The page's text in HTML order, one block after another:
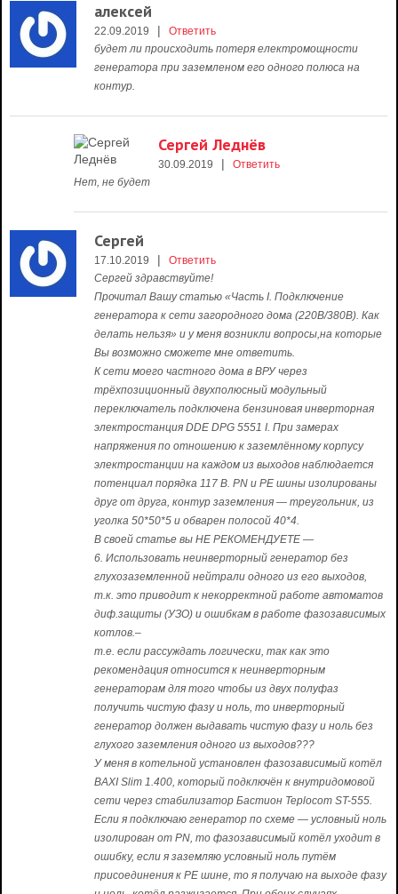
алексей
22.09.2019 |
Ответить
будет ли происходить потеря електромощности
генератора при заземленом его одного полюса на
контур.
Сергей Леднёв
30.09.2019 |
Ответить
Нет, не будет
Сергей
17.10.2019 |
Ответить
Сергей здравствуйте!
Прочитал Вашу статью «Часть I. Подключение
генератора к сети загородного дома (220В/380В). Как
делать нельзя» и у меня возникли вопросы,на которые
Вы возможно сможете мне ответить.
К сети моего частного дома в ВРУ через
трёхпозиционный двухполюсный модульный
переключатель подключена бензиновая инверторная
электростанция DDE DPG 5551 I. При замерах
напряжения по отношению к заземлённому корпусу
электростанции на каждом из выходов наблюдается
потенциал порядка 117 В. PN и PE шины изолированы
друг от друга, контур заземления — треугольник, из
уголка 50*50*5 и обварен полосой 40*4.
В своей статье вы НЕ РЕКОМЕНДУЕТЕ —
6. Использовать неинверторный генератор без
глухозаземленной нейтрали одного из его выходов,
т.к. это приводит к некорректной работе автоматов
диф.защиты (УЗО) и ошибкам в работе фазозависимых
котлов.–
т.е. если рассуждать логически, так как это
рекомендация относится к неинверторным
генераторам для того чтобы из двух полуфаз
получить чистую фазу и ноль, то инверторный
генератор должен выдавать чистую фазу и ноль без
глухого заземления одного из выходов???
У меня в котельной установлен фазозависимый котёл
BAXI Slim 1.400, который подключён к внутридомовой
сети через стабилизатор Бастион Teplocom ST-555.
Если я подключаю генератор по схеме — условный ноль
изолирован от PN, то фазозависимый котёл уходит в
ошибку, если я заземляю условный ноль путём
присоединения к PE шине, то я получаю на выходе фазу